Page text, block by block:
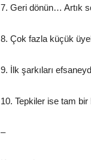
7. Geri dönün… Artık
8. Çok fazla küçük
9. İlk şarkıları
10. Tepkiler ise tam bir
–